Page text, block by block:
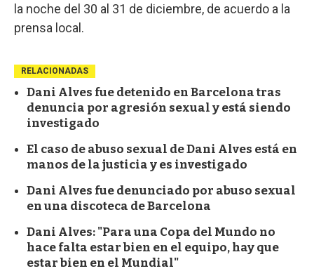
la noche del 30 al 31 de diciembre, de acuerdo a la
prensa local.
RELACIONADAS
Dani Alves fue detenido en Barcelona tras
denuncia por agresión sexual y está siendo
investigado
El caso de abuso sexual de Dani Alves está en
manos de la justicia y es investigado
Dani Alves fue denunciado por abuso sexual
en una discoteca de Barcelona
Dani Alves: "Para una Copa del Mundo no
hace falta estar bien en el equipo, hay que
estar bien en el Mundial"